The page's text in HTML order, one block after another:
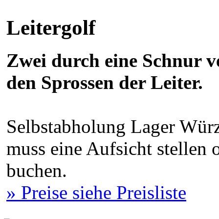
Leitergolf
Zwei durch eine Schnur
den Sprossen der Leiter.
Selbstabholung Lager
muss eine Aufsicht stellen
buchen.
» Preise siehe Preisliste